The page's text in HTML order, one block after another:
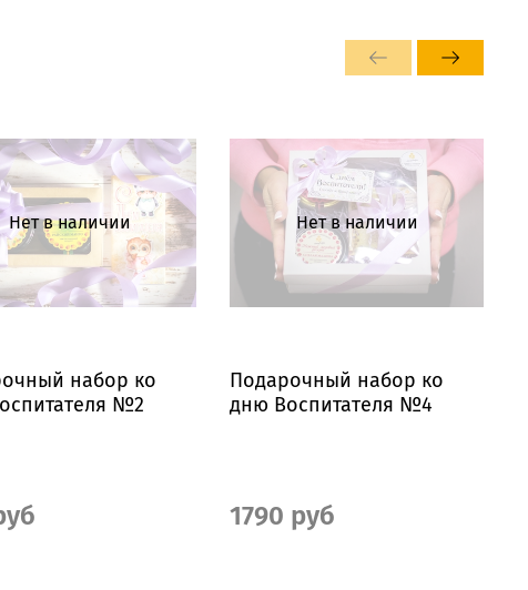
Нет в наличии
набор ко
№2
Нет в наличии
Подарочный набор ко
дню Воспитателя №4
1790 руб